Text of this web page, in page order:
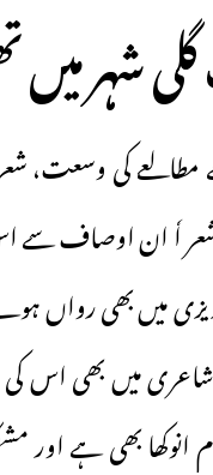
شہر میں
کی وسعت،
شعر اٗ ان اوصاف سے
میں بھی رواں
میں بھی اس
انوکھا بھی ہے اور